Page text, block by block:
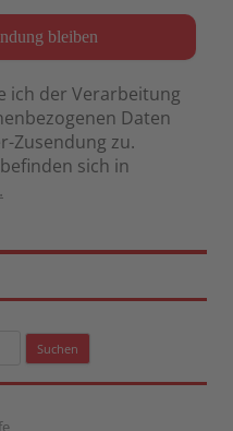
ich der Verarbeitung
Daten
Zusendung zu.
sich in